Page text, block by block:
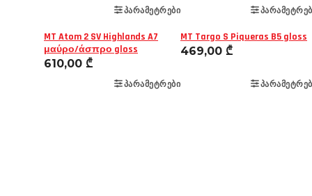
ᲞᲐᲠᲐᲛᲔᲢᲠᲔᲑᲘ
MT Atom 2 SV Highlands A7
μαύρο/άσπρο gloss
610,00 ₾
ᲞᲐᲠᲐᲛᲔᲢᲠᲔᲑᲘ
MT Targo S Piqueras B5 gloss
469,00 ₾